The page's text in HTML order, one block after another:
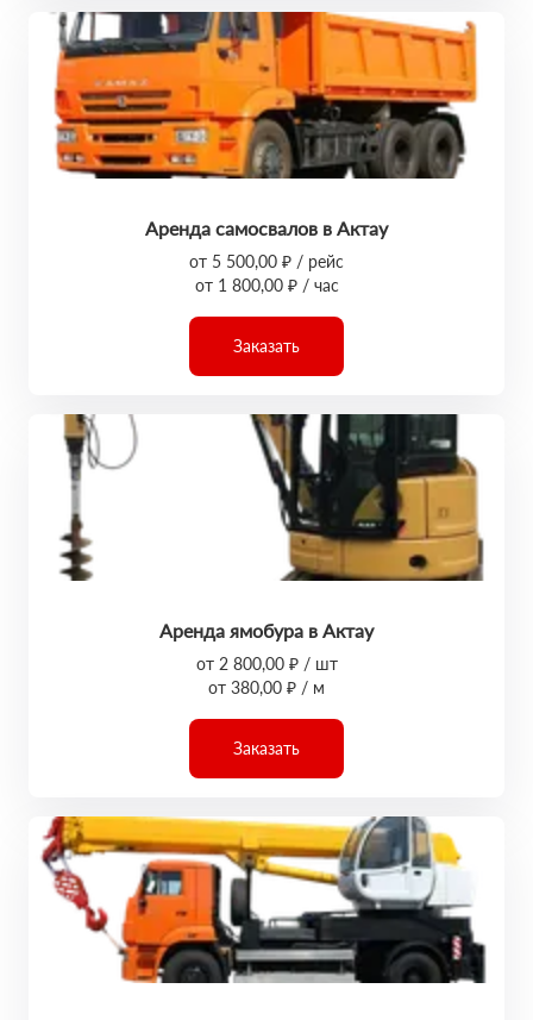
Аренда самосвалов в Актау
от 5 500,00 ₽ / рейс
от 1 800,00 ₽ / час
Заказать
Аренда ямобура в Актау
от 2 800,00 ₽ / шт
от 380,00 ₽ / м
Заказать